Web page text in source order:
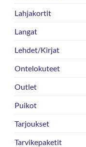
Lahjakortit
Langat
Lehdet/Kirjat
Ontelokuteet
Outlet
Puikot
Tarjoukset
Tarvikepaketit